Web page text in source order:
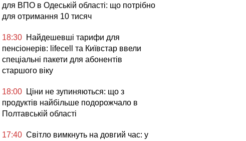
для ВПО в Одеській області: що потрібно
для отримання 10 тисяч
18:30 Найдешевші тарифи для
пенсіонерів: lifecell та Київстар ввели
спеціальні пакети для абонентів
старшого віку
18:00
Ціни не зупиняються: що з
продуктів найбільше подорожчало в
Полтавській області
17:40 Світло вимкнуть на довгий час: у